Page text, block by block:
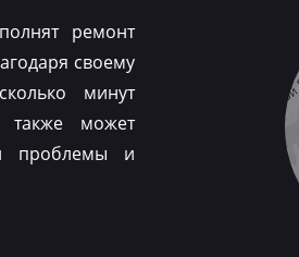
ремонт
своему
минут
также может
проблемы и